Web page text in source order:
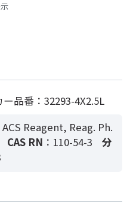
品番：32293-4X2.5L
Reagent, Reag. Ph.
CAS RN ：110-54-3
分